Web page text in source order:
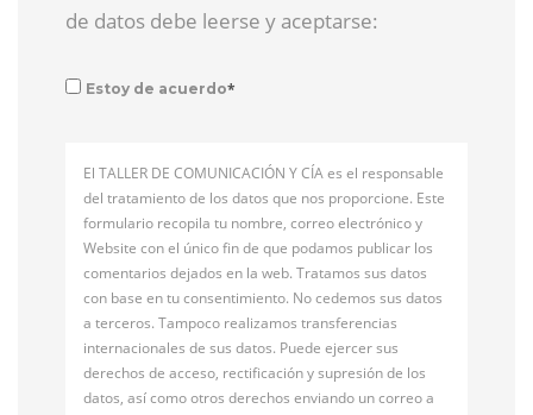
de datos debe leerse y aceptarse:
Estoy de acuerdo*
El TALLER DE COMUNICACIÓN Y CÍA es el responsable
del tratamiento de los datos que nos proporcione. Este
formulario recopila tu nombre, correo electrónico y
Website con el único fin de que podamos publicar los
comentarios dejados en la web. Tratamos sus datos
con base en tu consentimiento. No cedemos sus datos
a terceros. Tampoco realizamos transferencias
internacionales de sus datos. Puede ejercer sus
derechos de acceso, rectificación y supresión de los
datos, así como otros derechos enviando un correo a